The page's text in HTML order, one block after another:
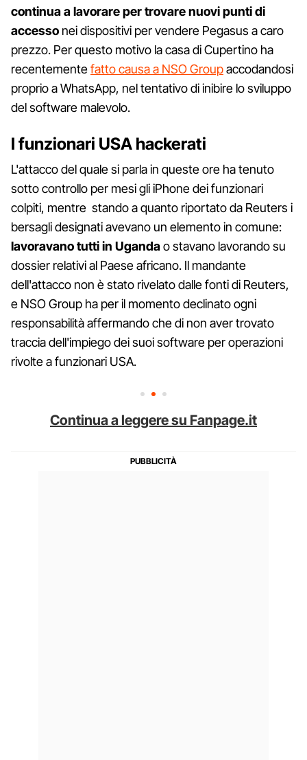
continua a lavorare per trovare nuovi punti di
accesso nei dispositivi per vendere Pegasus a caro
prezzo. Per questo motivo la casa di Cupertino ha
recentementefatto causa a NSO Groupaccodandosi
proprio a WhatsApp, nel tentativo di inibire lo sviluppo
del software malevolo.
I funzionari USA hackerati
L'attacco del quale si parla in queste ore ha tenuto
sotto controllo per mesi gli iPhone dei funzionari
colpiti, mentre stando a quanto riportato da Reuters i
bersagli designati avevano un elemento in comune:
lavoravano tutti in Ugandao stavano lavorando su
dossier relativi al Paese africano. Il mandante
dell'attacco non è stato rivelato dalle fonti di Reuters,
e NSO Group ha per il momento declinato ogni
responsabilità affermando che di non aver trovato
traccia dell'impiego dei suoi software per operazioni
rivolte a funzionari USA.
Continua a leggere su Fanpage.it